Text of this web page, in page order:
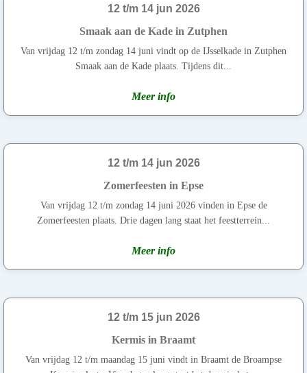
12 t/m 14 jun 2026
Smaak aan de Kade in Zutphen
Van vrijdag 12 t/m zondag 14 juni vindt op de IJsselkade in Zutphen
Smaak aan de Kade plaats. Tijdens dit...
Meer info
12 t/m 14 jun 2026
Zomerfeesten in Epse
Van vrijdag 12 t/m zondag 14 juni 2026 vinden in Epse de
Zomerfeesten plaats. Drie dagen lang staat het feestterrein...
Meer info
12 t/m 15 jun 2026
Kermis in Braamt
Van vrijdag 12 t/m maandag 15 juni vindt in Braamt de Broampse